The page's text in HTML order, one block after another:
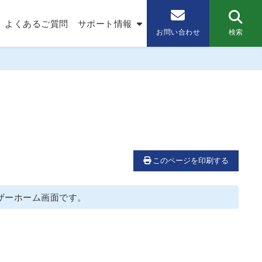
よくあるご質問 サポート情報
お問い合わせ 検索
ホーム画面です。